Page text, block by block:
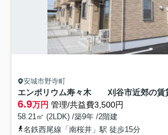
安城市野寺町
6.9万円 管理/共益費3,500円
58.21㎡ (2LDK) /築9年 /2階建
名鉄西尾線「南桜井」駅 徒歩15分